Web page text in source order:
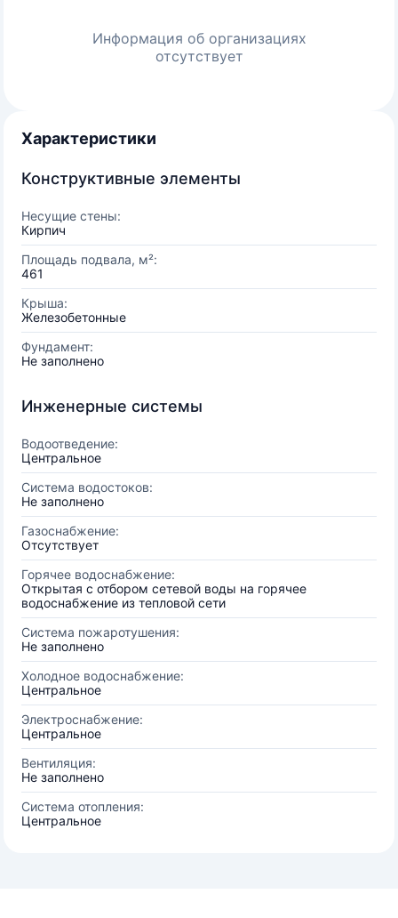
Информация об организациях
отсутствует
Характеристики
Конструктивные элементы
Несущие стены:
Кирпич
Площадь подвала, м²:
461
Крыша:
Железобетонные
Фундамент:
Не заполнено
Инженерные системы
Водоотведение:
Центральное
Система водостоков:
Не заполнено
Газоснабжение:
Отсутствует
Горячее водоснабжение:
Открытая с отбором сетевой воды на горячее
водоснабжение из тепловой сети
Система пожаротушения:
Не заполнено
Холодное водоснабжение:
Центральное
Электроснабжение:
Центральное
Вентиляция:
Не заполнено
Система отопления:
Центральное